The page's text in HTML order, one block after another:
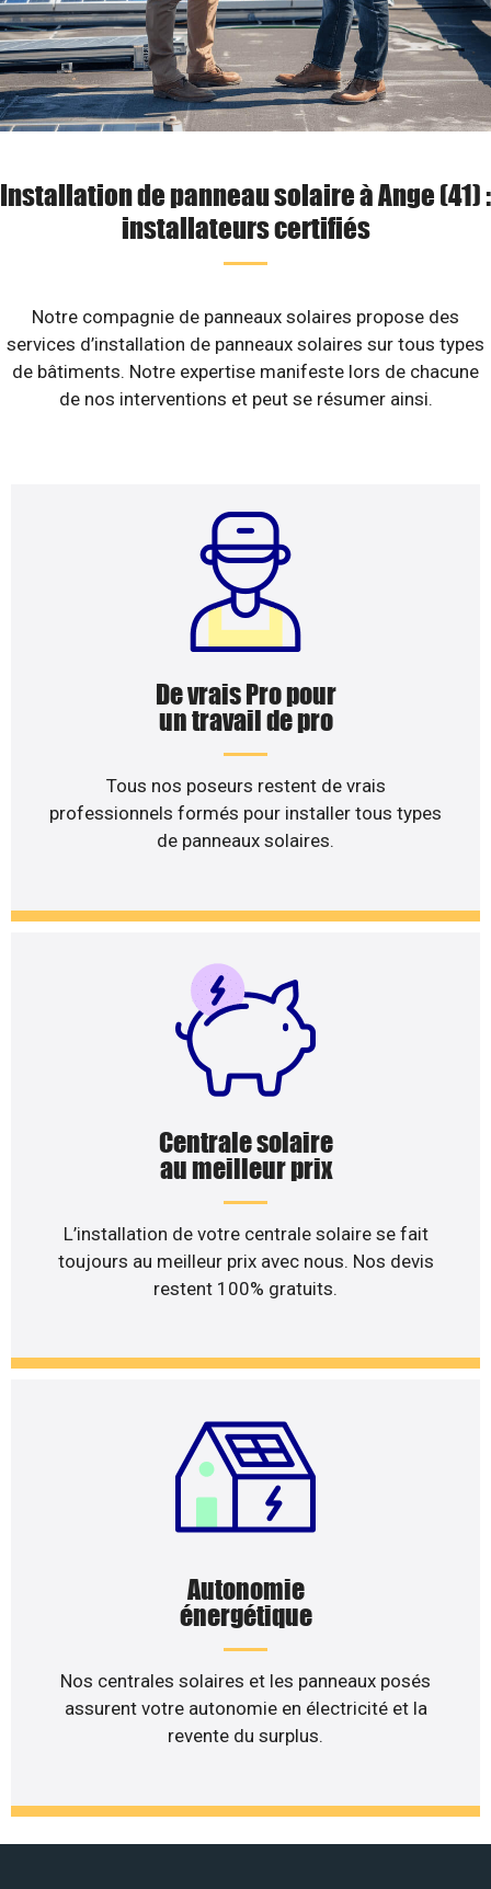
Installation de panneau solaire à Ange (41) :
installateurs certifiés
Notre compagnie de panneaux solaires propose des
services d’installation de panneaux solaires sur tous types
de bâtiments. Notre expertise manifeste lors de chacune
de nos interventions et peut se résumer ainsi.
De vrais Pro pour
un travail de pro
Tous nos poseurs restent de vrais
professionnels formés pour installer tous types
de panneaux solaires.
Centrale solaire
au meilleur prix
L’installation de votre centrale solaire se fait
toujours au meilleur prix avec nous. Nos devis
restent 100% gratuits.
Autonomie
énergétique
Nos centrales solaires et les panneaux posés
assurent votre autonomie en électricité et la
revente du surplus.